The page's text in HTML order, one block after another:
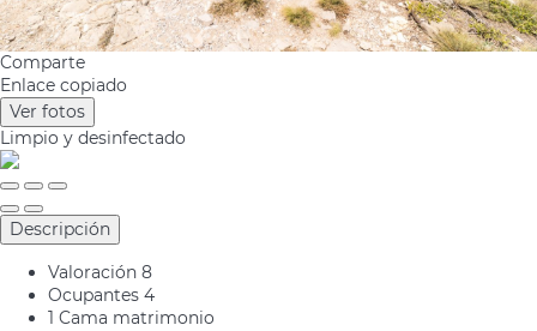
Comparte
Enlace copiado
Ver fotos
Limpio y desinfectado
Descripción
Valoración 8
Ocupantes 4
1 Cama matrimonio